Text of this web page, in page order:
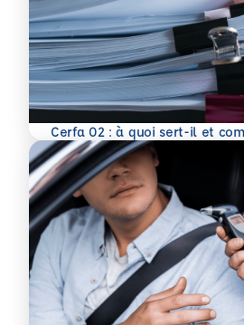
Cerfa 02 : à quoi sert-il et
En savoir plus